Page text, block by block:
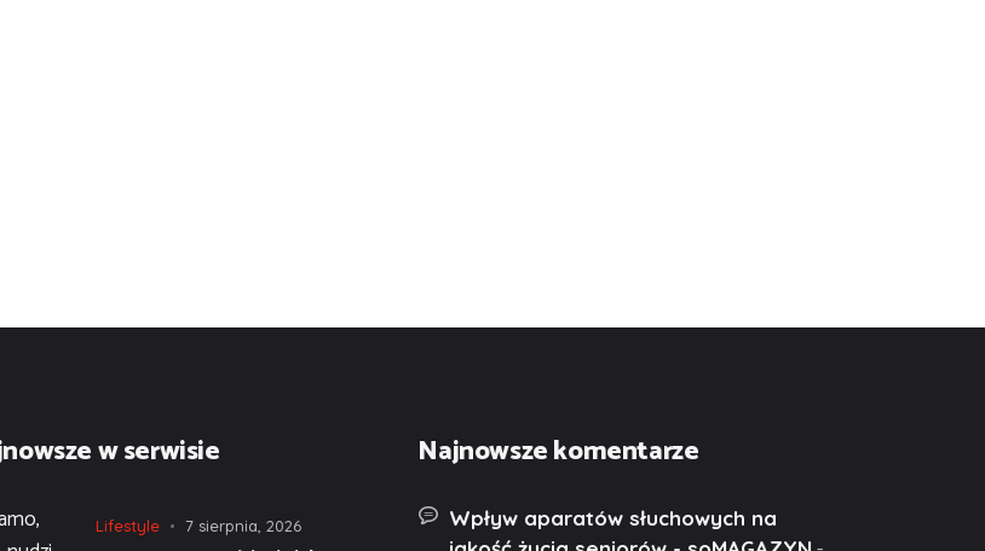
w serwisie
Lifestyle 7 sierpnia, 2026
Najnowsze komentarze
Wpływ aparatów słuchowych na